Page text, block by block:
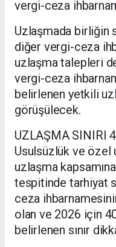
vergi-ceza
Uzlaşmada birliğin
diğer vergi-ceza
uzlaşma talepleri
vergi-ceza
belirlenen yetkili
görüşülecek.
UZLAŞMA SINIRI
Usulsüzlük ve özel
uzlaşma
tespitinde tarhiyat
ceza
olan ve 2026 için
belirlenen sınır